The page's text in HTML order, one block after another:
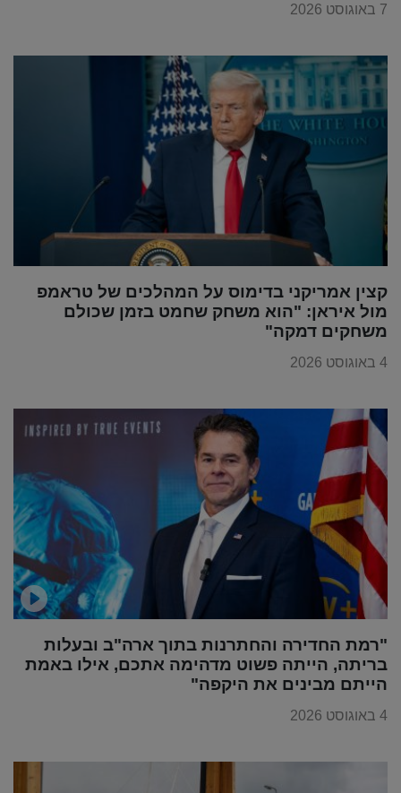
7 באוגוסט 2026
קצין אמריקני בדימוס על המהלכים של טראמפ
מול איראן: "הוא משחק שחמט בזמן שכולם
משחקים דמקה"
4 באוגוסט 2026
"רמת החדירה והחתרנות בתוך ארה"ב ובעלות
בריתה, הייתה פשוט מדהימה אתכם, אילו באמת
הייתם מבינים את היקפה"
4 באוגוסט 2026